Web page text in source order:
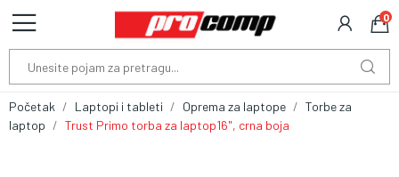
0
Početak Laptopi i tableti Oprema za laptope
Torbe za
laptop
Trust Primo torba za laptop16", crna boja